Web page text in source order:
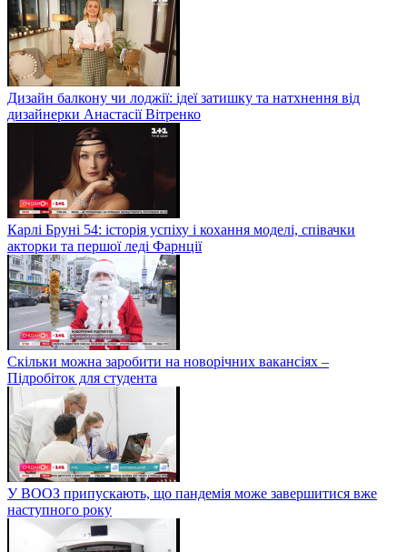
Дизайн балкону чи лоджії: ідеї затишку та натхнення від
дизайнерки Анастасії Вітренко
Карлі Бруні 54: історія успіху і кохання моделі, співачки
акторки та першої леді Фарнції
Скільки можна заробити на новорічних вакансіях –
Підробіток для студента
У ВООЗ припускають, що пандемія може завершитися вже
наступного року